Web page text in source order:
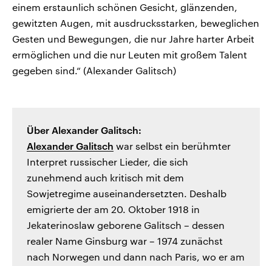
einem erstaunlich schönen Gesicht, glänzenden,
gewitzten Augen, mit ausdrucksstarken, beweglichen
Gesten und Bewegungen, die nur Jahre harter Arbeit
ermöglichen und die nur Leuten mit großem Talent
gegeben sind.“ (Alexander Galitsch)
Über Alexander Galitsch:
Alexander Galitsch war selbst ein berühmter
Interpret russischer Lieder, die sich
zunehmend auch kritisch mit dem
Sowjetregime auseinandersetzten. Deshalb
emigrierte der am 20. Oktober 1918 in
Jekaterinoslaw geborene Galitsch – dessen
realer Name Ginsburg war – 1974 zunächst
nach Norwegen und dann nach Paris, wo er am